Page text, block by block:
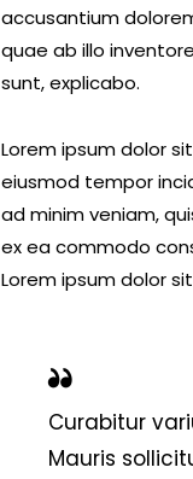
accusantium
quae ab illo
sunt, explicabo.
Lorem ipsum dolor
eiusmod tempor
ad minim veniam,
ex ea commodo
Lorem ipsum dolor
Curabitur
Mauris